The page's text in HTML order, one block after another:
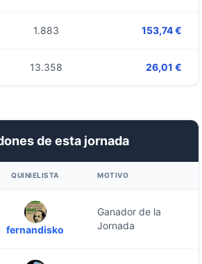
1.883 153,74 €
13.358 26,01 €
de esta jornada
QUINIELISTA MOTIVO
fernandisko
Ganador de la
Jornada